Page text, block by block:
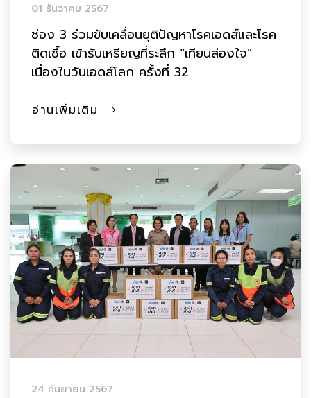
01 ธันวาคม 2567
ช่อง 3 ร่วมขับเคลื่อนยุติปัญหาโรคเอดส์และโรค
ติดเชื้อ เข้ารับเหรียญที่ระลึก “เทียนส่องใจ”
เนื่องในวันเอดส์โลก ครั้งที่ 32
อ่านเพิ่มเติม
24 กันยายน 2567